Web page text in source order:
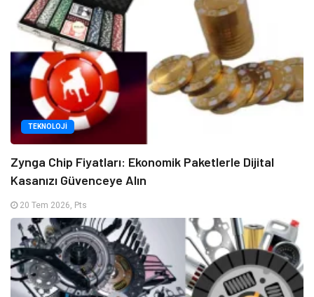
TEKNOLOJI
Zynga Chip Fiyatları: Ekonomik Paketlerle Dijital
Kasanızı Güvenceye Alın
20 Tem 2026, Pts